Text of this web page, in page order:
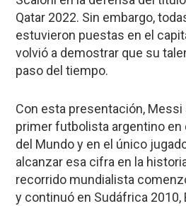
Qatar 2022. Sin embargo,
estuvieron puestas en el
volvió a demostrar que su
paso del tiempo.
Con esta presentación,
primer futbolista argentino en
del Mundo y en el único
alcanzar esa cifra en la
recorrido mundialista
y continuó en Sudáfrica 2010,